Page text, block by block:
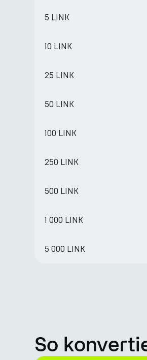
5 LINK
10 LINK
25 LINK
50 LINK
100 LINK
250 LINK
500 LINK
1 000 LINK
5 000 LINK
So